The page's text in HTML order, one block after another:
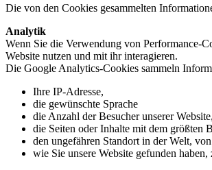
Die von den Cookies gesammelten
Analytik
Wenn Sie die Verwendung von Performance-
Website nutzen und mit ihr interagieren.
Die Google Analytics-Cookies sammeln
Ihre IP-Adresse,
die gewünschte Sprache
die Anzahl der Besucher unserer Website,
die Seiten oder Inhalte mit dem größten
den ungefähren Standort in der Welt,
wie Sie unsere Website gefunden